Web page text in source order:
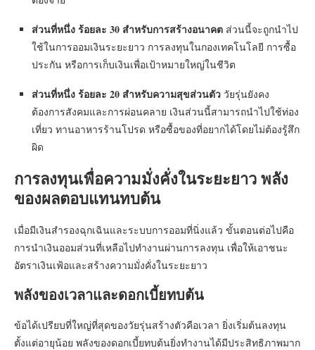
ส่วนที่หนึ่ง ร้อยละ 30 สำหรับการสร้างอนาคต ส่วนนี้จะถูกนำไป
ใช้ในการออมเงินระยะยาว การลงทุนในกองเทคโนโลยี การซื้อ
ประกัน หรือการเก็บเงินเพื่อเป้าหมายใหญ่ในชีวิต
ส่วนที่หนึ่ง ร้อยละ 20 สำหรับความสุขส่วนตัว วัยรุ่นยังคง
ต้องการสังคมและการผ่อนคลาย เงินส่วนนี้สามารถนำไปใช้ท่อง
เที่ยว ทานอาหารร้านโปรด หรือซื้อของที่อยากได้โดยไม่ต้องรู้สึก
ผิด
การลงทุนเพื่อความมั่งคั่งในระยะยาว พลัง
ของผลตอบแทนทบต้น
เมื่อมีเงินสำรองฉุกเฉินและระบบการออมที่นิ่งแล้ว ขั้นตอนต่อไปคือ
การนำเงินออมส่วนที่เหลือไปทำงานผ่านการลงทุน เพื่อให้เอาชนะ
อัตราเงินเฟ้อและสร้างความมั่งคั่งในระยะยาว
พลังของเวลาและดอกเบี้ยทบต้น
ข้อได้เปรียบที่ใหญ่ที่สุดของวัยรุ่นสร้างตัวคือเวลา ยิ่งเริ่มต้นลงทุน
ตั้งแต่อายุน้อย พลังของดอกเบี้ยทบต้นยิ่งทำงานได้มีประสิทธิภาพมาก